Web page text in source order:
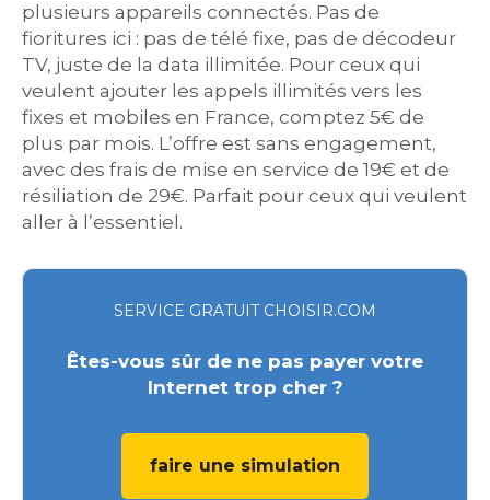
plusieurs appareils connectés. Pas de
fioritures ici : pas de télé fixe, pas de décodeur
TV, juste de la data illimitée. Pour ceux qui
veulent ajouter les appels illimités vers les
fixes et mobiles en France, comptez 5€ de
plus par mois. L’offre est sans engagement,
avec des frais de mise en service de 19€ et de
résiliation de 29€. Parfait pour ceux qui veulent
aller à l’essentiel.
SERVICE GRATUIT CHOISIR.COM
Êtes-vous sûr de ne pas payer votre
Internet trop cher ?
faire une simulation